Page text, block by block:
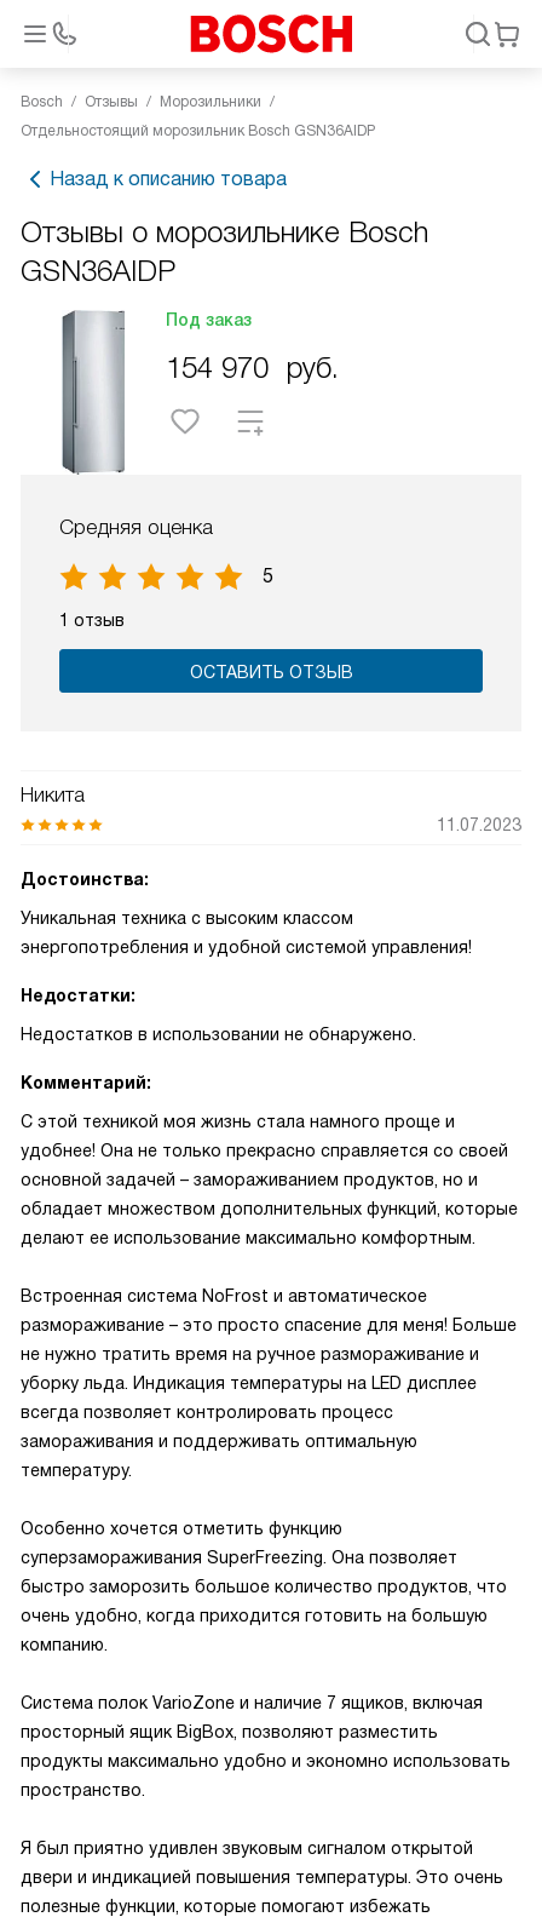
Bosch Отзывы
Морозильники
Отдельностоящий морозильник Bosch GSN36AIDP
Назад к описанию товара
Отзывы о морозильнике Bosch
GSN36AIDP
Под заказ
154 970 руб.
Средняя оценка
5
1 отзыв
ОСТАВИТЬ ОТЗЫВ
Никита
11.07.2023
Достоинства:
Уникальная техника с высоким классом
энергопотребления и удобной системой управления!
Недостатки:
Недостатков в использовании не обнаружено.
Комментарий:
С этой техникой моя жизнь стала намного проще и
удобнее! Она не только прекрасно справляется со своей
основной задачей – замораживанием продуктов, но и
обладает множеством дополнительных функций, которые
делают ее использование максимально комфортным.
Встроенная система NoFrost и автоматическое
размораживание – это просто спасение для меня! Больше
не нужно тратить время на ручное размораживание и
уборку льда. Индикация температуры на LED дисплее
всегда позволяет контролировать процесс
замораживания и поддерживать оптимальную
температуру.
Особенно хочется отметить функцию
суперзамораживания SuperFreezing. Она позволяет
быстро заморозить большое количество продуктов, что
очень удобно, когда приходится готовить на большую
компанию.
Система полок VarioZone и наличие 7 ящиков, включая
просторный ящик BigBox, позволяют разместить
продукты максимально удобно и экономно использовать
пространство.
Я был приятно удивлен звуковым сигналом открытой
двери и индикацией повышения температуры. Это очень
полезные функции, которые помогают избежать